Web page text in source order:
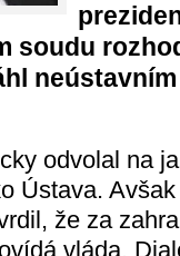
soudu
odvolal na
Ústava.
že za
vláda.